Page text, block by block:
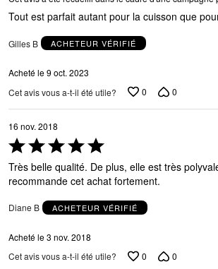
5
Tout est parfait autant pour la cuisson que
Gilles B ACHETEUR VÉRIFIÉ
Acheté le 9 oct. 2023
Cet avis vous a-t-il été utile?
0 0
16 nov. 2018
Coté
5 sur
5
Très belle qualité. De plus, elle est très
recommande cet achat fortement.
Diane B ACHETEUR VÉRIFIÉ
Acheté le 3 nov. 2018
Cet avis vous a-t-il été utile?
0 0